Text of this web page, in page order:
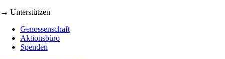
→ Unterstützen
Genossenschaft
Aktionsbüro
Spenden